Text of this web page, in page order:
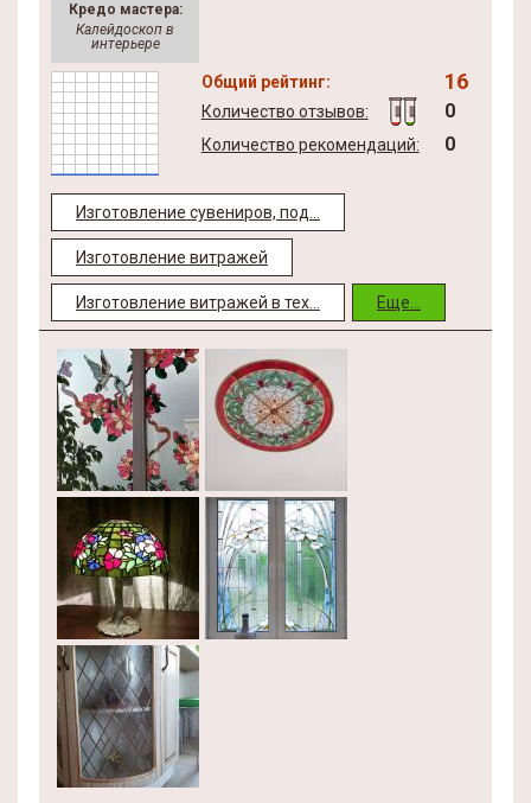
Кредо мастера:
Калейдоскоп в
интерьере
Общий рейтинг: 16
Количество отзывов: 0
Количество рекомендаций: 0
Изготовление сувениров, под...
Изготовление витражей
Изготовление витражей в тех... Еще...